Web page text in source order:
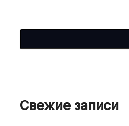
Свежие записи